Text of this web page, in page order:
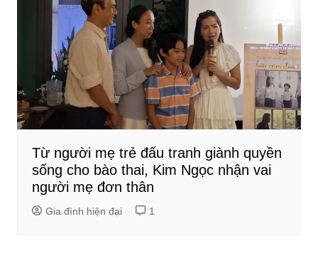
Từ người mẹ trẻ đấu tranh giành quyền
sống cho bào thai, Kim Ngọc nhận vai
người mẹ đơn thân
Gia đình hiện đại 1